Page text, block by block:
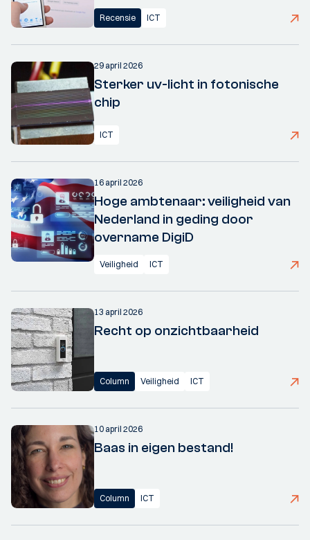
Recensie ICT
29 april 2026
Sterker uv-licht in fotonische
chip
ICT
16 april 2026
Hoge ambtenaar: veiligheid van
Nederland in geding door
overname DigiD
Veiligheid ICT
13 april 2026
Recht op onzichtbaarheid
Column Veiligheid ICT
10 april 2026
Baas in eigen bestand!
Column ICT